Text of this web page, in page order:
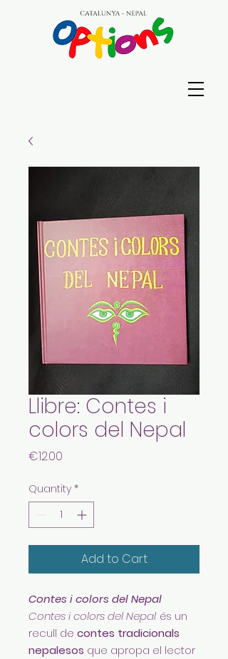
Llibre: Contes i
colors del Nepal
€12.00
Quantity *
Add to Cart
Contes i colors del Nepal
Contes i colors del Nepal és un
recull de contes tradicionals
nepalesos que apropa el lector